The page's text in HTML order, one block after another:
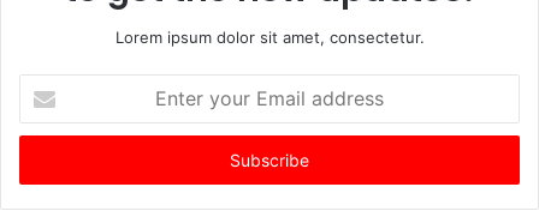
Lorem ipsum dolor sit amet, consectetur.
your
Email